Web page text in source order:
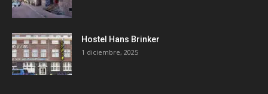
Hostel Hans Brinker
1 diciembre, 2025